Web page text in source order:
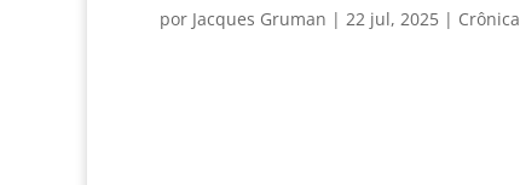
por Jacques Gruman | 22 jul, 2025 | Crônica